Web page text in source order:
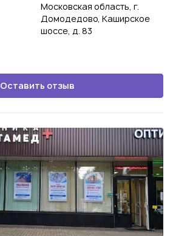
Московская область, г.
Домодедово, Каширское
шоссе, д. 83
Оставить отзыв